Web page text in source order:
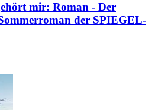
mir: Roman - Der
der SPIEGEL-